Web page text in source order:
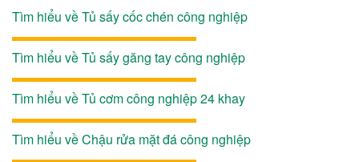
Tìm hiểu về Tủ sấy cốc chén công nghiệp
Tìm hiểu về Tủ sấy găng tay công nghiệp
Tìm hiểu về Tủ cơm công nghiệp 24 khay
Tìm hiểu về Chậu rửa mặt đá công nghiệp